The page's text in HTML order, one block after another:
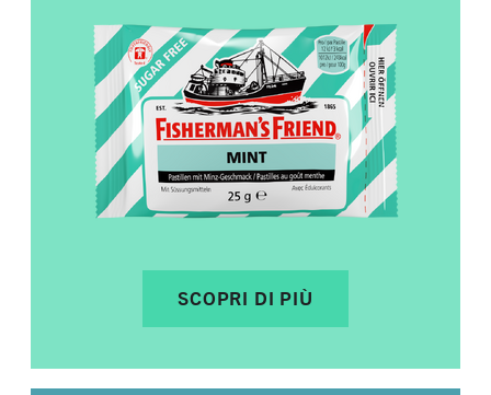
SCOPRI DI PIÙ